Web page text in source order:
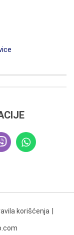
korišćenja